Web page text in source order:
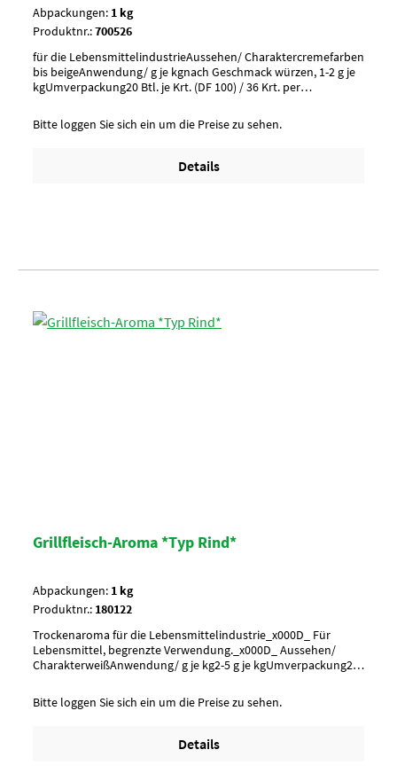
Abpackungen: 1 kg
Produktnr.:700526
für die LebensmittelindustrieAussehen/ Charaktercremefarben
bis beigeAnwendung/ g je kgnach Geschmack würzen, 1-2 g je
kgUmverpackung20 Btl. je Krt. (DF 100) / 36 Krt. per
Bitte loggen Sie sich ein um die Preise zu sehen.
Details
Grillfleisch-Aroma *Typ Rind*
Abpackungen: 1 kg
Produktnr.: 180122
Trockenaroma für die Lebensmittelindustrie_x000D_ Für
Lebensmittel, begrenzte Verwendung._x000D_ Aussehen/
CharakterweißAnwendung/ g je kg2-5 g je kgUmverpackung20
geeignet
Bitte loggen Sie sich ein um die Preise zu sehen.
Details